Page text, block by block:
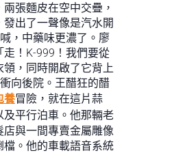
張麵皮在空中交疊，
出了一聲像是汽水開
，中藥味更濃了。廖
！K-999！我們要從
，同時開啟了它背上
向後院。王醋狂的醋
養冒險，就在這片蒜
平行泊車。他那輛老
與一間專賣金屬雕像
。他的車載語音系統